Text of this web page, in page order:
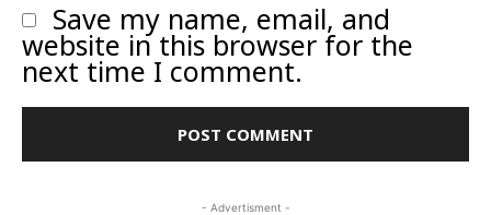
Save my name, email, and
website in this browser for the
next time I comment.
- Advertisment -